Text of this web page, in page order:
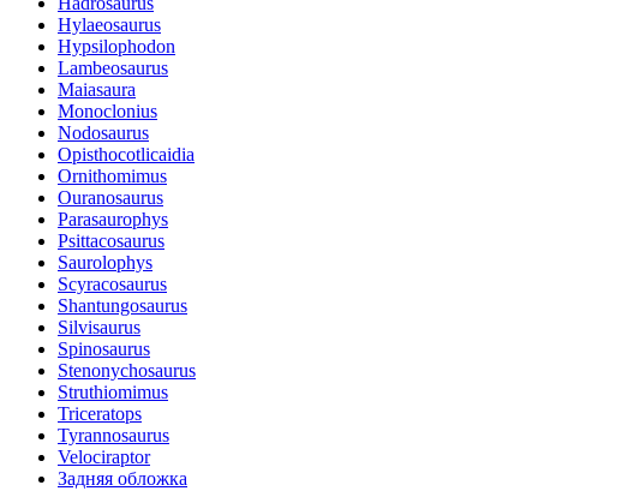
Hylaeosaurus
Hypsilophodon
Lambeosaurus
Maiasaura
Monoclonius
Nodosaurus
Opisthocotlicaidia
Ornithomimus
Ouranosaurus
Parasaurophys
Psittacosaurus
Saurolophys
Scyracosaurus
Shantungosaurus
Silvisaurus
Spinosaurus
Stenonychosaurus
Struthiomimus
Triceratops
Tyrannosaurus
Velociraptor
Задняя обложка